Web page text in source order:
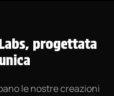
progettata
le nostre creazioni